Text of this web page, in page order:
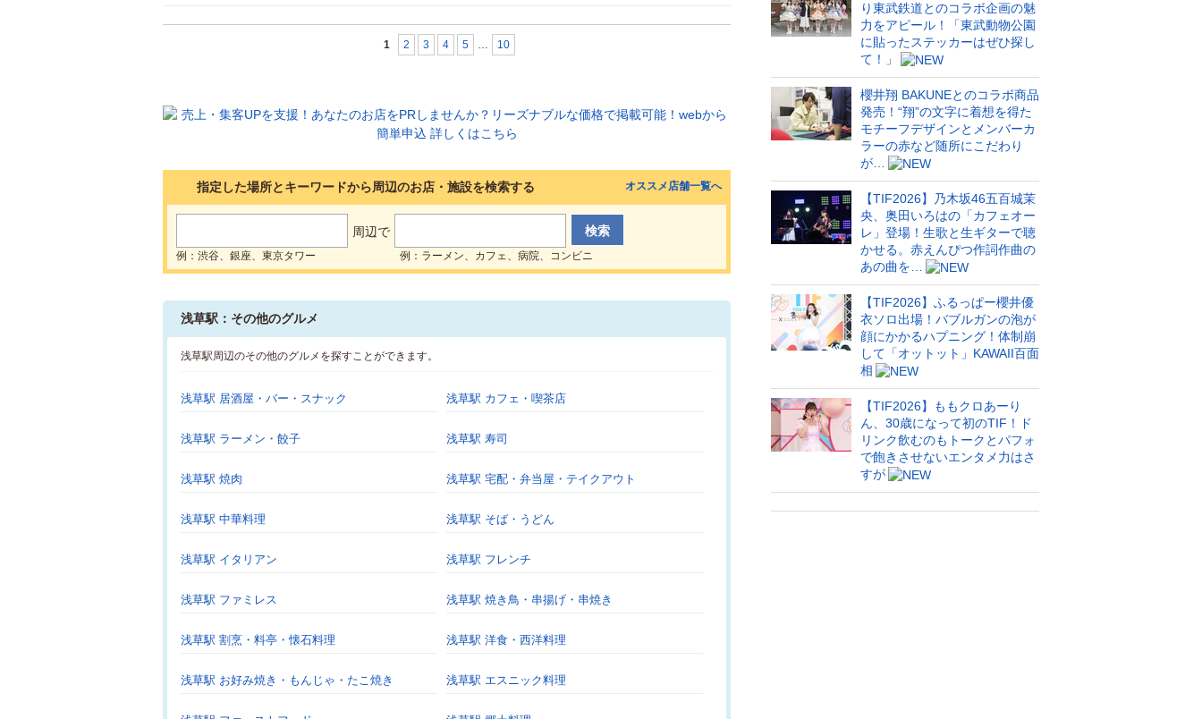
1 2 3 4 5 … 10
指定した場所とキーワードから周辺のお店・施設を検索する
周辺で
例：渋谷、銀座、東京タワー 例：ラーメン、カフェ、病院、コンビニ
オススメ店舗一覧へ
浅草駅：その他のグルメ
浅草駅周辺のその他のグルメを探すことができます。
浅草駅 居酒屋・バー・スナック 浅草駅 カフェ・喫茶店
浅草駅 ラーメン・餃子 浅草駅 寿司
浅草駅 焼肉 浅草駅 宅配・弁当屋・テイクアウト
浅草駅 中華料理 浅草駅 そば・うどん
浅草駅 イタリアン 浅草駅 フレンチ
浅草駅 ファミレス 浅草駅 焼き鳥・串揚げ・串焼き
浅草駅 割烹・料亭・懐石料理 浅草駅 洋食・西洋料理
浅草駅 お好み焼き・もんじゃ・たこ焼き 浅草駅 エスニック料理
り東武鉄道とのコラボ企画の魅
力をアピール！「東武動物公園
に貼ったステッカーはぜひ探し
て！」
櫻井翔 BAKUNEとのコラボ商品
発売！“翔”の文字に着想を得た
モチーフデザインとメンバーカ
ラーの赤など随所にこだわり
が…
【TIF2026】乃木坂46五百城茉
央、奥田いろはの「カフェオー
レ」登場！生歌と生ギターで聴
かせる。赤えんぴつ作詞作曲の
あの曲を…
【TIF2026】ふるっぱー櫻井優
衣ソロ出場！バブルガンの泡が
顔にかかるハプニング！体制崩
して「オットット」KAWAII百面
相
【TIF2026】ももクロあーり
ん、30歳になって初のTIF！ド
リンク飲むのもトークとパフォ
で飽きさせないエンタメ力はさ
すが